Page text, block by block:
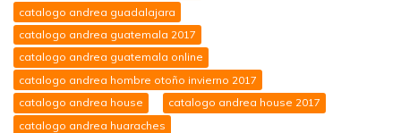
catalogo andrea guadalajara
catalogo andrea guatemala 2017
catalogo andrea guatemala online
catalogo andrea hombre otoño invierno 2017
catalogo andrea house
catalogo andrea house 2017
catalogo andrea huaraches